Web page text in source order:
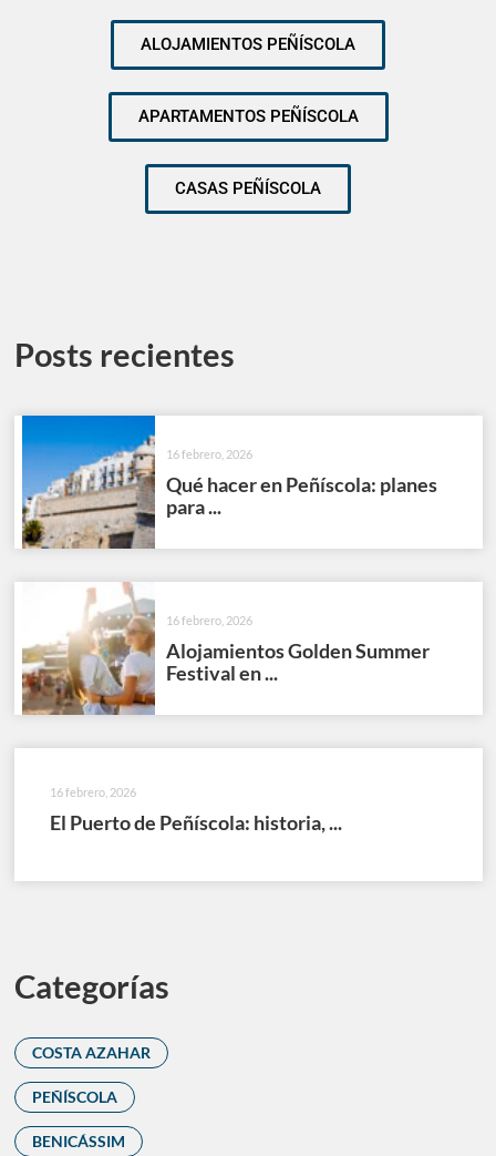
ALOJAMIENTOS PEÑÍSCOLA
APARTAMENTOS PEÑÍSCOLA
CASAS PEÑÍSCOLA
Posts recientes
16 febrero, 2026
Qué hacer en Peñíscola: planes
para ...
16 febrero, 2026
Alojamientos Golden Summer
Festival en ...
16 febrero, 2026
El Puerto de Peñíscola: historia, ...
Categorías
COSTA AZAHAR
PEÑÍSCOLA
BENICÁSSIM